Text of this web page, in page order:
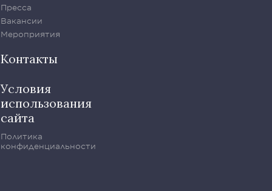
Пресса
Вакансии
Мероприятия
Контакты
Условия
использования
сайта
Политика
конфиденциальности